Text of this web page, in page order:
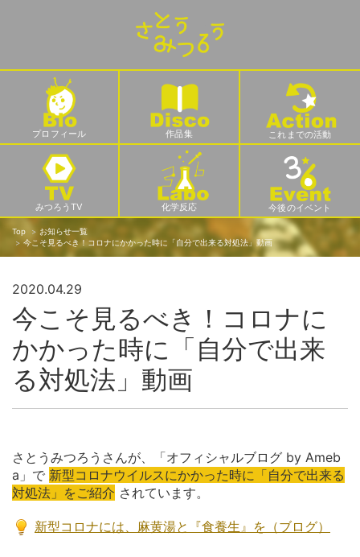
プロフィール 作品集 これまでの活動
みつろうTV 化学反応 今後のイベント
Top
お知らせ一覧
今こそ見るべき！コロナにかかった時に「自分で出来る対処法」動画
2020.04.29
今こそ見るべき！コロナに
かかった時に「自分で出来
る対処法」動画
さとうみつろうさんが、「オフィシャルブログ by Ameb
a」で 新型コロナウイルスにかかった時に「自分で出来る
対処法」をご紹介 されています。
新型コロナには、麻黄湯と『食養生』を（ブログ）